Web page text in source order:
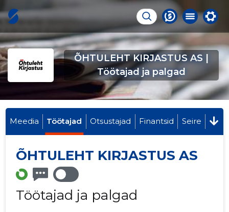
ÕHTULEHT KIRJASTUS AS |
Töötajad ja palgad
Meedia Töötajad Otsustajad Finantsid Seire
ÕHTULEHT KIRJASTUS AS
Töötajad ja palgad